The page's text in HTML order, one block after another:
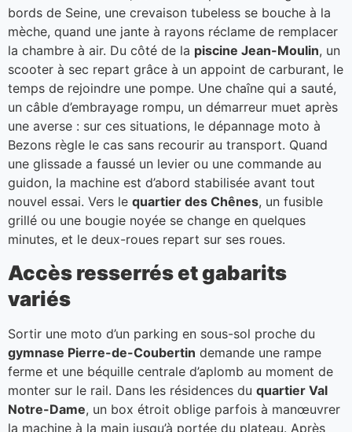
bords de Seine, une crevaison tubeless se bouche à la
mèche, quand une jante à rayons réclame de remplacer
la chambre à air. Du côté de la piscine Jean-Moulin, un
scooter à sec repart grâce à un appoint de carburant, le
temps de rejoindre une pompe. Une chaîne qui a sauté,
un câble d’embrayage rompu, un démarreur muet après
une averse : sur ces situations, le dépannage moto à
Bezons règle le cas sans recourir au transport. Quand
une glissade a faussé un levier ou une commande au
guidon, la machine est d’abord stabilisée avant tout
nouvel essai. Vers le quartier des Chênes, un fusible
grillé ou une bougie noyée se change en quelques
minutes, et le deux-roues repart sur ses roues.
Accès resserrés et gabarits
variés
Sortir une moto d’un parking en sous-sol proche du
gymnase Pierre-de-Coubertin demande une rampe
ferme et une béquille centrale d’aplomb au moment de
monter sur le rail. Dans les résidences du quartier Val
Notre-Dame, un box étroit oblige parfois à manœuvrer
la machine à la main jusqu’à portée du plateau. Après